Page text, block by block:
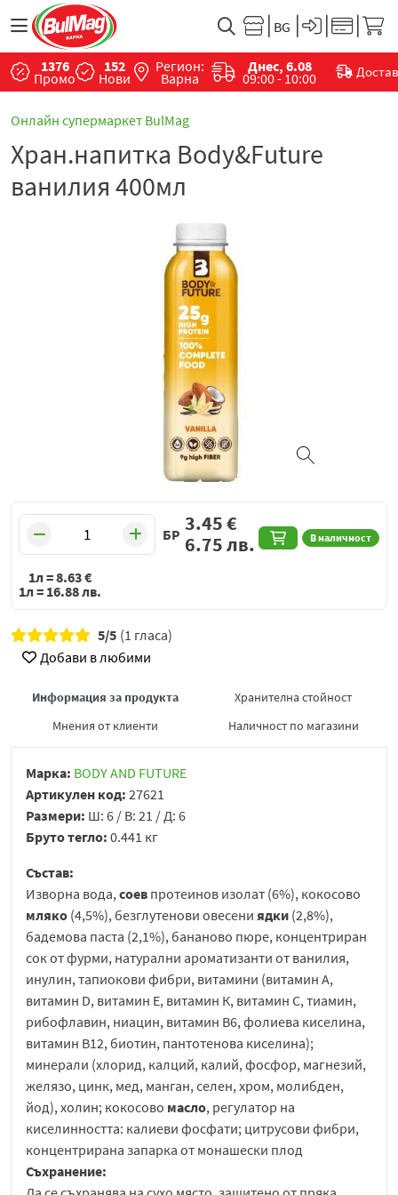
1376
Промо
152
Нови
Регион:
Варна
Днес, 6.08
09:00 - 10:00
Онлайн супермаркет BulMag
Хран.напитка Body&Future
ванилия 400мл
БР В наличност
3.45€
6.75лв.
1л =8.63€
1л = 16.88лв.
5/5 (1 гласа)
Добави в любими
Информация за продукта
Хранителна стойност
Мнения от клиенти
Наличност по магазини
Марка: BODY AND FUTURE
Артикулен код: 27621
Размери: Ш: 6 / В: 21 / Д: 6
Бруто тегло: 0.441 кг
Състав:
Изворна вода,соев протеинов изолат (6%), кокосово
мляко (4,5%), безглутенови овесени ядки (2,8%),
бадемова паста (2,1%), бананово пюре, концентриран
сок от фурми, натурални ароматизанти от ванилия,
инулин, тапиокови фибри, витамини (витамин А,
витамин D, витамин Е, витамин К, витамин С, тиамин,
рибофлавин, ниацин, витамин B6, фолиева киселина,
витамин B12, биотин, пантотенова киселина);
минерали (хлорид, калций, калий, фосфор, магнезий,
желязо, цинк, мед, манган, селен, хром, молибден,
йод), холин; кокосово масло, регулатор на
киселинността: калиеви фосфати; цитрусови фибри,
концентрирана запарка от монашески плод
Съхранение: